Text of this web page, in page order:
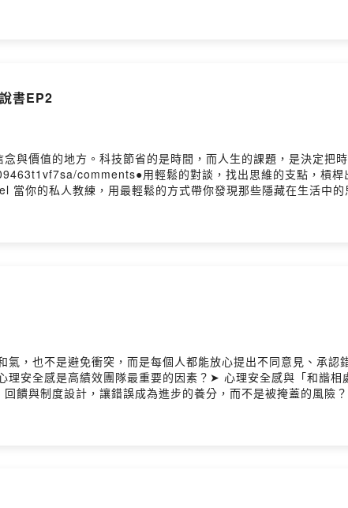
發現那些隱藏在生活中的思維寶藏。我們不談大道理，只聊生
隊Powered by Firstory Hosting
書EP2
與價值的地方。科技節省的是時間，而人生的課題，是決定把
comments●用輕鬆的對談，找出思維的支點，槓桿
私人教練，用最輕鬆的方式帶你發現那些隱藏在生活中的
合作請洽｜
，也不是避免衝突，而是每個人都能放心提出不同意見、承認
安全感是高績效團隊最重要的因素？➤ 心理安全感與「和諧相
與制度設計，讓錯誤成為進步的養分，而不是被掩蓋的風險
談，找出思維的支點，槓桿出更自由的人生。